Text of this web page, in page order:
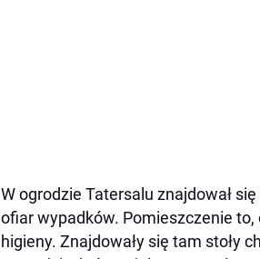
W ogrodzie Tatersalu znajdował
ofiar wypadków. Pomieszczenie
higieny. Znajdowały się tam stoły